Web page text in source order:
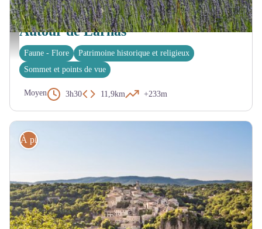
Eglise Saint Pierre de Larnas et lavandes - Elodie Drouard
LARNAS
Autour de Larnas
Faune - Flore
Patrimoine historique et religieux
Sommet et points de vue
Moyen 3h30 11,9km +233m
À pied